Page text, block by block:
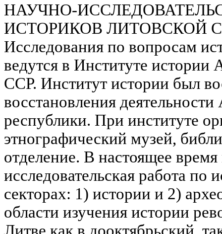
НАУЧНО-
ИСТОРИКОВ ЛИТОВСКОЙ
Исследования по вопросам
ведутся в Институте
ССР. Институт истории был
восстановления
республики. При институте
этнографический музей,
отделение. В настоящее
исследовательская работа по
секторах: 1) истории и 2)
области изучения истории
Литве как в дооктябрьский,